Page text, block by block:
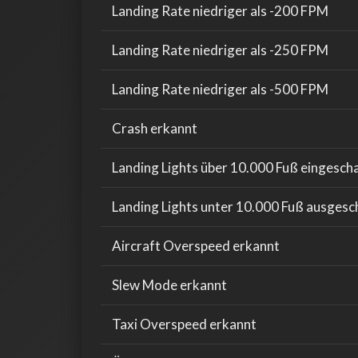
Landing Rate niedriger als -200 FPM
Landing Rate niedriger als -250 FPM
Landing Rate niedriger als -500 FPM
Crash erkannt
Landing Lights über 10.000 Fuß
Landing Lights unter 10.000 Fuß
Aircraft Overspeed erkannt
Slew Mode erkannt
Taxi Overspeed erkannt